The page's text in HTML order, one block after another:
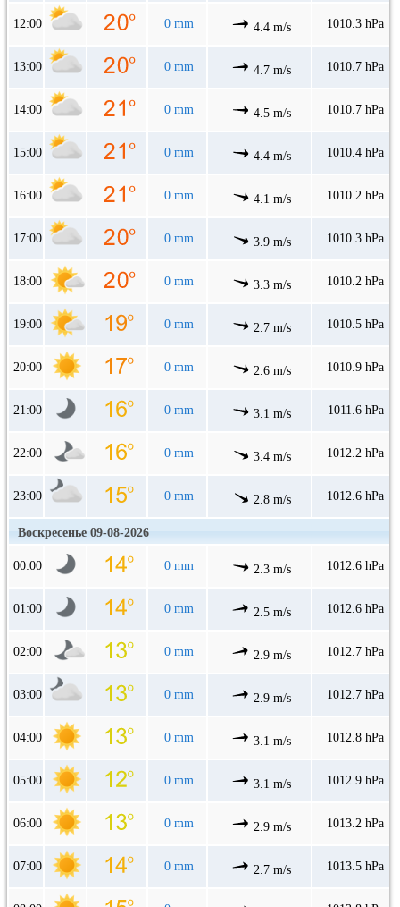
12:00 0 mm 4.4 m/s 1010.3 hPa
13:00 0 mm 4.7 m/s 1010.7 hPa
14:00 0 mm 4.5 m/s 1010.7 hPa
15:00 0 mm 4.4 m/s 1010.4 hPa
16:00 0 mm 4.1 m/s 1010.2 hPa
17:00 0 mm 3.9 m/s 1010.3 hPa
18:00 0 mm 3.3 m/s 1010.2 hPa
19:00 0 mm 2.7 m/s 1010.5 hPa
20:00 0 mm 2.6 m/s 1010.9 hPa
21:00 0 mm 3.1 m/s 1011.6 hPa
22:00 0 mm 3.4 m/s 1012.2 hPa
23:00 0 mm 2.8 m/s 1012.6 hPa
Воскресенье 09-08-2026
00:00 0 mm 2.3 m/s 1012.6 hPa
01:00 0 mm 2.5 m/s 1012.6 hPa
02:00 0 mm 2.9 m/s 1012.7 hPa
03:00 0 mm 2.9 m/s 1012.7 hPa
04:00 0 mm 3.1 m/s 1012.8 hPa
05:00 0 mm 3.1 m/s 1012.9 hPa
06:00 0 mm 2.9 m/s 1013.2 hPa
07:00 0 mm 2.7 m/s 1013.5 hPa